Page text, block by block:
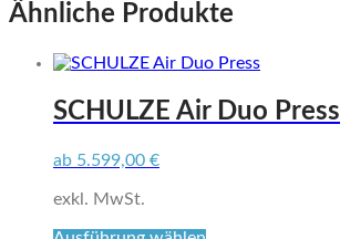
Ähnliche Produkte
SCHULZE Air Duo Press
ab 5.599,00 €
exkl. MwSt.